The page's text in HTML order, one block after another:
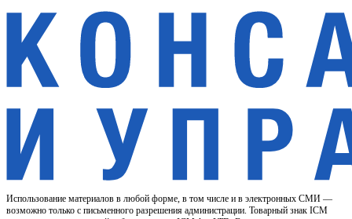
Использование материалов в любой форме, в том числе и в электронных СМИ —
возможно только с письменного разрешения администрации. Товарный знак ICM